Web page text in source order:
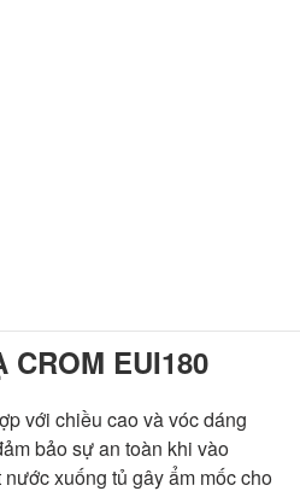
CROM EUI180
với chiều cao và vóc dáng
bảo sự an toàn khi vào
xuống tủ gây ẩm mốc cho